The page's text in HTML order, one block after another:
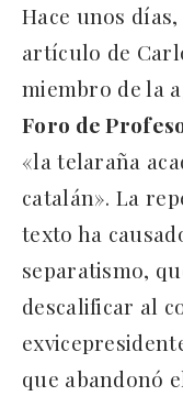
Hace unos días,
artículo de
miembro de la
Foro de
«la telaraña
catalán». La
texto ha
separatismo,
descalificar al
que abandonó